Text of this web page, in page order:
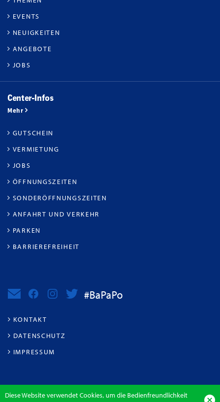
Diese Website verwendet Cookies, um die Bedienfreundlichkeit
EVENTS
NEUIGKEITEN
ANGEBOTE
JOBS
Center-Infos
Mehr
GUTSCHEIN
VERMIETUNG
JOBS
ÖFFNUNGSZEITEN
SONDERÖFFNUNGSZEITEN
ANFAHRT UND VERKEHR
PARKEN
BARRIEREFREIHEIT
#BaPaPo
KONTAKT
DATENSCHUTZ
IMPRESSUM